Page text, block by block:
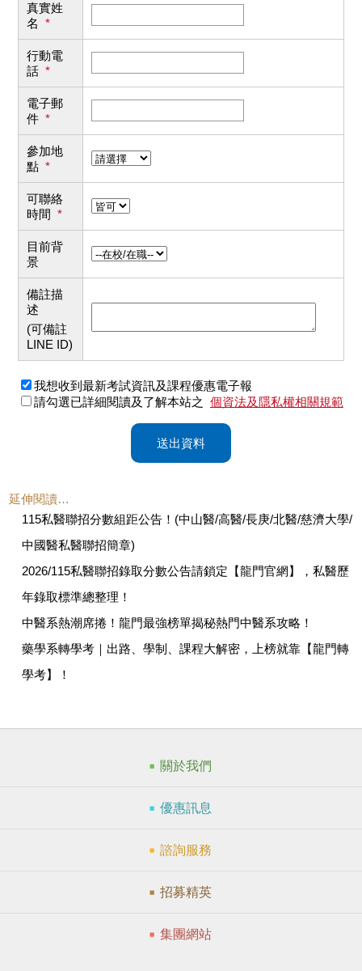
真實姓
名 *
行動電
話 *
電子郵
件 *
參加地
點 *
可聯絡
時間 *
目前背
景
備註描
述
(可備註
LINE ID)
我想收到最新考試資訊及課程優惠電子報
請勾選已詳細閱讀及了解本站之 個資法及隱私權相關規範
送出資料
延伸閱讀…
115私醫聯招分數組距公告！(中山醫/高醫/長庚/北醫/慈濟大學/
中國醫私醫聯招簡章)
2026/115私醫聯招錄取分數公告請鎖定【龍門官網】，私醫歷
年錄取標準總整理！
中醫系熱潮席捲！龍門最強榜單揭秘熱門中醫系攻略！
藥學系轉學考｜出路、學制、課程大解密，上榜就靠【龍門轉
學考】！
關於我們
優惠訊息
諮詢服務
招募精英
集團網站